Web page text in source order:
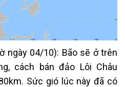
ngày 04/10): Bão sẽ ở trên
cách bán đảo Lôi Châu
Sức gió lúc này đã có